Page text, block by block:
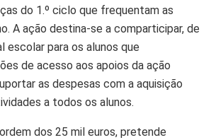
do 1.º ciclo que frequentam as
A ação destina-se a comparticipar, de
escolar para os alunos que
de acesso aos apoios da ação
as despesas com a aquisição
a todos os alunos.
dos 25 mil euros, pretende